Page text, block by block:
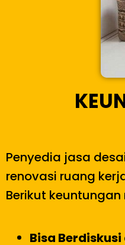
Penyedia jasa
renovasi ruang
Berikut
Bisa